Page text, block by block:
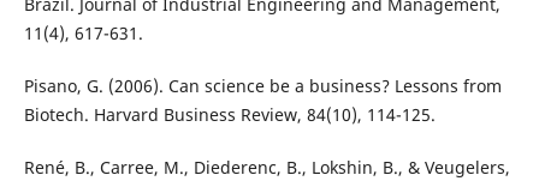
Brazil. Journal of Industrial Engineering and Management,
11(4), 617-631.
Pisano, G. (2006). Can science be a business? Lessons from
Biotech. Harvard Business Review, 84(10), 114-125.
René, B., Carree, M., Diederenc, B., Lokshin, B., & Veugelers,